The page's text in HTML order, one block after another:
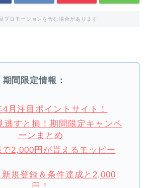
プロモーションを含む場合があります
期間限定情報：
4月注目ポイントサイト！
逃すと損！期間限定キャンペ
ーンまとめ
2,000円が貰えるモッピー
規登録＆条件達成と2,000
円！